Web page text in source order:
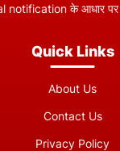
notification के आधार पर
Quick Links
About Us
Contact Us
Privacy Policy